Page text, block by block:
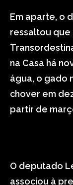
Em aparte, o
ressaltou que
na Casa há
água, o gado
chover em
partir de
O deputado
associou à